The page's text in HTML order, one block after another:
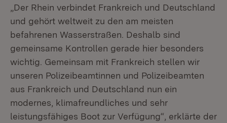
„Der Rhein verbindet Frankreich und Deutschland
und gehört weltweit zu den am meisten
befahrenen Wasserstraßen. Deshalb sind
gemeinsame Kontrollen gerade hier besonders
wichtig. Gemeinsam mit Frankreich stellen wir
unseren Polizeibeamtinnen und Polizeibeamten
aus Frankreich und Deutschland nun ein
modernes, klimafreundliches und sehr
leistungsfähiges Boot zur Verfügung“, erklärte der